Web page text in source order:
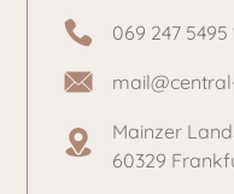
069 247 5495
Mainzer
60329